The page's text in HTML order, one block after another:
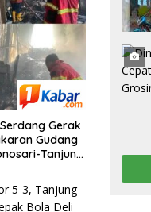
Gerak
Gudang
Tanjung